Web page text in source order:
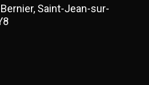
Saint-Jean-sur-